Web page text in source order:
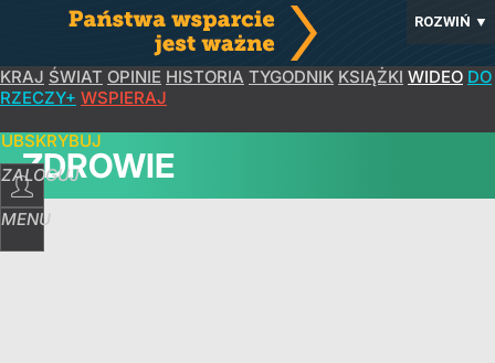
ROZWIŃ ▼
KRAJ ŚWIAT OPINIE HISTORIA TYGODNIK KSIĄŻKI WIDEO DO
RZECZY+ WSPIERAJ
ZALOGUJ
MENU
ZDROWIE